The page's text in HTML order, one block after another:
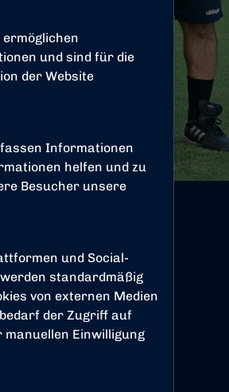
ermöglichen
und sind für die
der Website
Informationen
helfen und zu
Besucher unsere
und Social-
standardmäßig
von externen Medien
der Zugriff auf
Einwilligung